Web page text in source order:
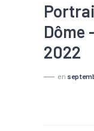
Dôme
2022
en